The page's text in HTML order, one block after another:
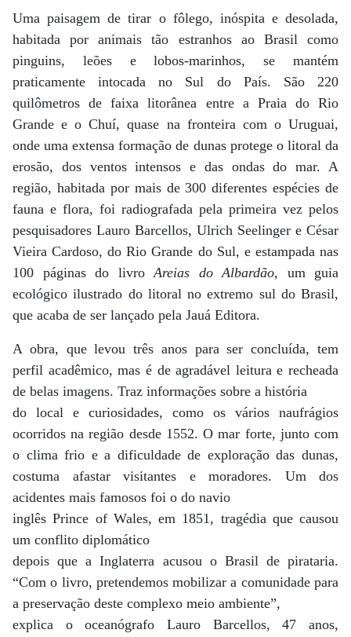
Uma paisagem de tirar o fôlego, inóspita e desolada,
habitada por animais tão estranhos ao Brasil como
pinguins, leões e lobos-marinhos, se mantém
praticamente intocada no Sul do País. São 220
quilômetros de faixa litorânea entre a Praia do Rio
Grande e o Chuí, quase na fronteira com o Uruguai,
onde uma extensa formação de dunas protege o litoral da
erosão, dos ventos intensos e das ondas do mar. A
região, habitada por mais de 300 diferentes espécies de
fauna e flora, foi radiografada pela primeira vez pelos
pesquisadores Lauro Barcellos, Ulrich Seelinger e César
Vieira Cardoso, do Rio Grande do Sul, e estampada nas
100 páginas do livroAreias do Albardão, um guia
ecológico ilustrado do litoral no extremo sul do Brasil,
que acaba de ser lançado pela Jauá Editora.
A obra, que levou três anos para ser concluída, tem
perfil acadêmico, mas é de agradável leitura e recheada
de belas imagens. Traz informações sobre a história
do local e curiosidades, como os vários naufrágios
ocorridos na região desde 1552. O mar forte, junto com
o clima frio e a dificuldade de exploração das dunas,
costuma afastar visitantes e moradores. Um dos
acidentes mais famosos foi o do navio
inglês Prince of Wales, em 1851, tragédia que causou
um conflito diplomático
depois que a Inglaterra acusou o Brasil de pirataria.
“Com o livro, pretendemos mobilizar a comunidade para
a preservação deste complexo meio ambiente”,
explica o oceanógrafo Lauro Barcellos, 47 anos,